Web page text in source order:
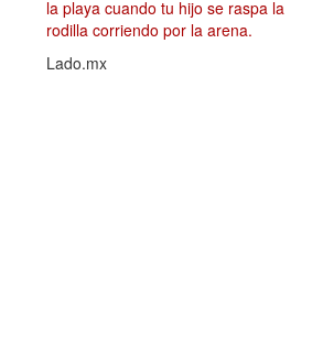
la playa cuando tu hijo se raspa la
rodilla corriendo por la arena.
Lado.mx